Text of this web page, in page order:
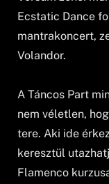
Ecstatic Dance
mantrakoncert,
Volandor.
A Táncos Part
nem véletlen,
tere. Aki ide
keresztül
Flamenco